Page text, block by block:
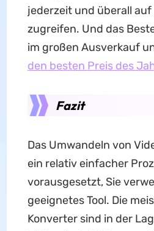
jederzeit und überall
zugreifen. Und das
im großen Ausverkauf
den besten Preis des
Fazit
Das Umwandeln von
ein relativ einfacher
vorausgesetzt, Sie
geeignetes Tool. Die
Konverter sind in der